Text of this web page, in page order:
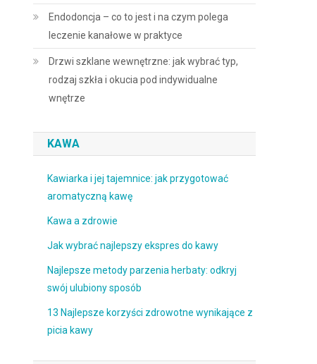
Endodoncja – co to jest i na czym polega
leczenie kanałowe w praktyce
Drzwi szklane wewnętrzne: jak wybrać typ,
rodzaj szkła i okucia pod indywidualne
wnętrze
KAWA
Kawiarka i jej tajemnice: jak przygotować
aromatyczną kawę
Kawa a zdrowie
Jak wybrać najlepszy ekspres do kawy
Najlepsze metody parzenia herbaty: odkryj
swój ulubiony sposób
13 Najlepsze korzyści zdrowotne wynikające z
picia kawy